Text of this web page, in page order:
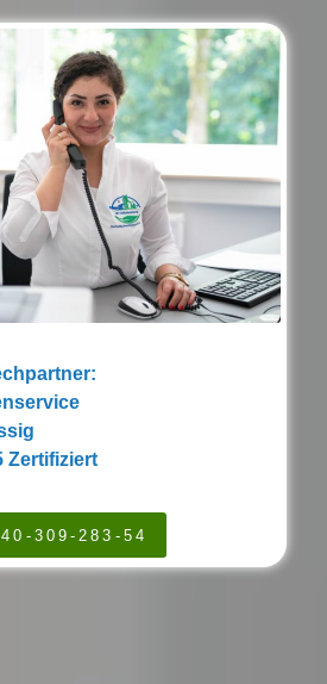
Zertifiziert
309-283-54